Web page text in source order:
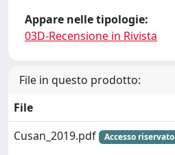
Appare nelle tipologie:
03D-Recensione in Rivista
File in questo prodotto:
File
Cusan_2019.pdf
Accesso riservato